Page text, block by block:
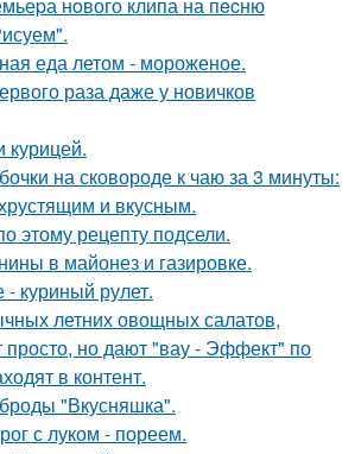
нoвого клипа на пecню
еда летом - мороженое.
раза даже у новичков
курицей.
на сковороде к чаю за 3 минуты:
и вкусным.
этому рецепту подсели.
в майонез и газировке.
куриный рулет.
летних овощных салатов,
просто, но дают "вау - Эффект" по
в контент.
"Вкусняшка".
с луком - пореем.